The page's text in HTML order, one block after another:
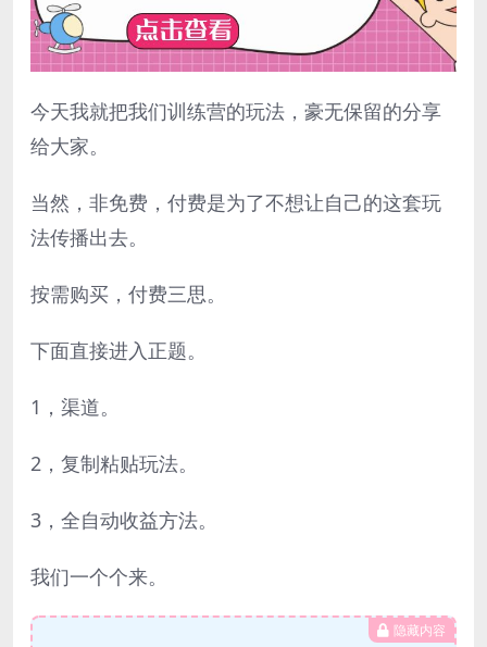
今天我就把我们训练营的玩法，豪无保留的分享
给大家。
当然，非免费，付费是为了不想让自己的这套玩
法传播出去。
按需购买，付费三思。
下面直接进入正题。
1，渠道。
2，复制粘贴玩法。
3，全自动收益方法。
我们一个个来。
隐藏内容